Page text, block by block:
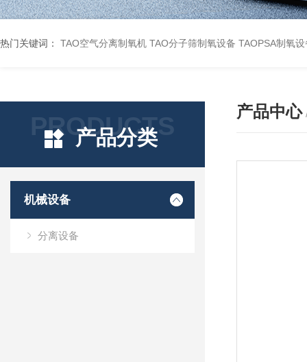
热门关键词： TAO空气分离制氧机 TAO分子筛制氧设备 TAOPSA制氧设
PRODUCTS
产品分类
机械设备
分离设备
产品中心